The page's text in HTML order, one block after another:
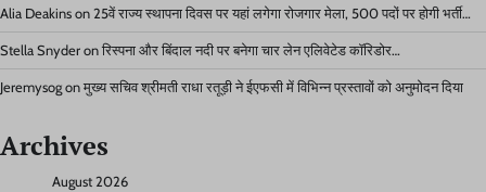
Alia Deakins on 25वें राज्य स्थापना दिवस पर यहां लगेगा रोजगार मेला, 500 पदों पर होगी भर्ती…
Stella Snyder on रिस्पना और बिंदाल नदी पर बनेगा चार लेन एलिवेटेड कॉरिडोर…
Jeremysog on मुख्य सचिव श्रीमती राधा रतूड़ी ने ईएफसी में विभिन्न प्रस्तावों को अनुमोदन दिया
Archives
August 2026